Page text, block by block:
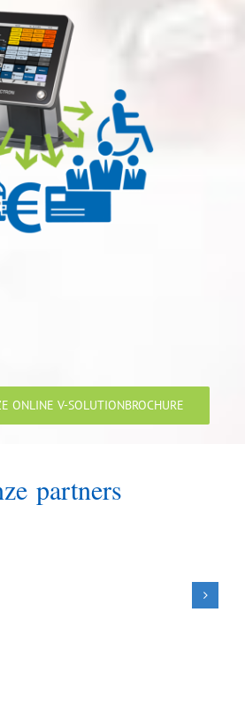
ONLINE V-SOLUTIONBROCHURE
partners